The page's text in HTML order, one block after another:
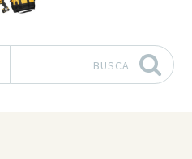
BUSCA